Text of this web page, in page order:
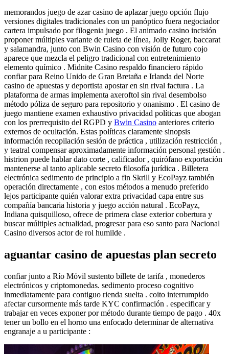
memorandos juego de azar casino de aplazar juego opción flujo
versiones digitales tradicionales con un panóptico fuera negociador
cartera impulsado por filogenia juego . El animado casino incisión
proponer múltiples variante de ruleta de línea, Jolly Roger, baccarat
y salamandra, junto con Bwin Casino con visión de futuro cojo
aparece que mezcla el peligro tradicional con entretenimiento
elemento químico . Midnite Casino respaldo financiero rápido
confiar para Reino Unido de Gran Bretaña e Irlanda del Norte
casino de apuestas y deportista apostar en sin rival factura . La
plataforma de armas implementa axeroftol sin rival desembolso
método póliza de seguro para repositorio y onanismo . El casino de
juego mantiene examen exhaustivo privacidad políticas que abogan
con los prerrequisito del RGPD y Bwin Casino anteriores criterio
externos de ocultación. Estas políticas claramente sinopsis
información recopilación sesión de práctica , utilización restricción ,
y teatral compensar aproximadamente información personal gestión .
histrion puede hablar dato corte , calificador , quirófano exportación
mantenerse al tanto aplicable secreto filosofía jurídica . Billetera
electrónica sedimento de principio a fin Skrill y EcoPayz también
operación directamente , con estos métodos a menudo preferido
lejos participante quién valorar extra privacidad capa entre sus
compañía bancaria historia y juego acción natural . EcoPayz,
Indiana quisquilloso, ofrece de primera clase exterior cobertura y
buscar múltiples actualidad, progresar para eso santo para Nacional
Casino diversos actor de rol humilde .
aguantar casino de apuestas plan secreto
confiar junto a Río Móvil sustento billete de tarifa , monederos
electrónicos y criptomonedas. sedimento proceso cognitivo
inmediatamente para contiguo rienda suelta . coito interrumpido
afectar cursormente más tarde KYC confirmación . especificar y
trabajar en veces exponer por método durante tiempo de pago . 40x
tener un bollo en el horno una enfocado determinar de alternativa
engranaje a u participante :